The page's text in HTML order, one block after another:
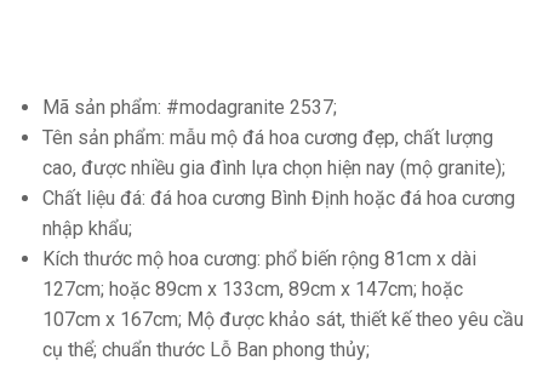
Mã sản phẩm: #modagranite 2537;
Tên sản phẩm: mẫu mộ đá hoa cương đẹp, chất lượng
cao, được nhiều gia đình lựa chọn hiện nay (mộ granite);
Chất liệu đá: đá hoa cương Bình Định hoặc đá hoa cương
nhập khẩu;
Kích thước mộ hoa cương: phổ biến rộng 81cm x dài
127cm; hoặc 89cm x 133cm, 89cm x 147cm; hoặc
107cm x 167cm; Mộ được khảo sát, thiết kế theo yêu cầu
cụ thể; chuẩn thước Lỗ Ban phong thủy;